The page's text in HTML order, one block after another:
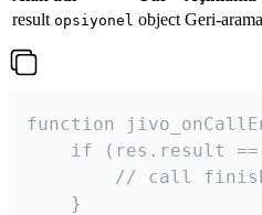
result opsiyonel object Geri-
function
if (res.result
// call
    }